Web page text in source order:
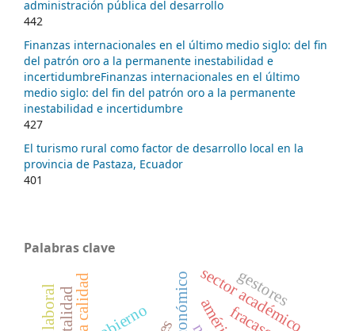
administración pública del desarrollo
442
Finanzas internacionales en el último medio siglo: del fin
del patrón oro a la permanente inestabilidad e
incertidumbreFinanzas internacionales en el último
medio siglo: del fin del patrón oro a la permanente
inestabilidad e incertidumbre
427
El turismo rural como factor de desarrollo local en la
provincia de Pastaza, Ecuador
401
Palabras clave
sector académico
fracaso
gestores